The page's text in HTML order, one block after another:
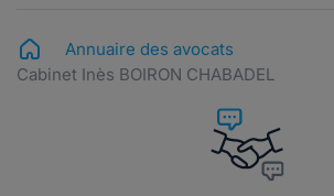
Annuaire des avocats
Cabinet Inès BOIRON CHABADEL